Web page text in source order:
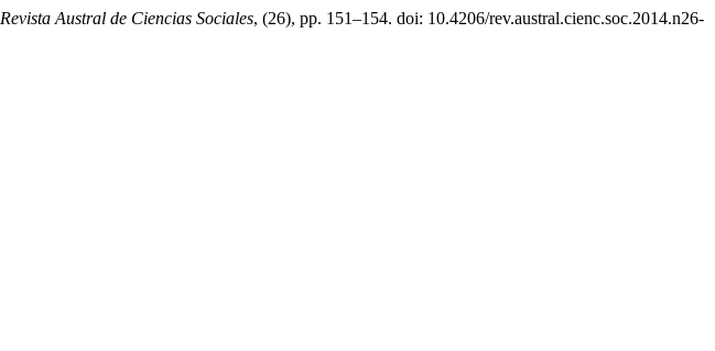
Revista Austral de Ciencias Sociales, (26), pp. 151–154. doi: 10.4206/rev.austral.cienc.soc.2014.n26-